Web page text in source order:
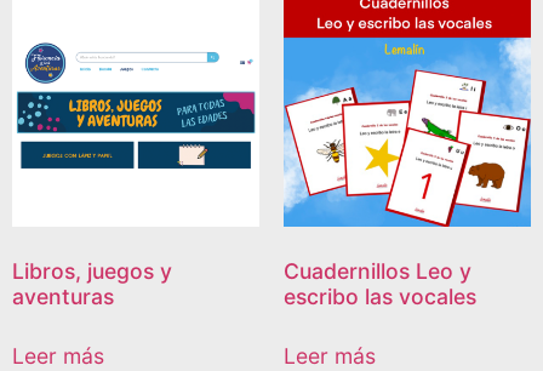
Libros, juegos y
aventuras
Leer más
Cuadernillos Leo y
escribo las vocales
Leer más